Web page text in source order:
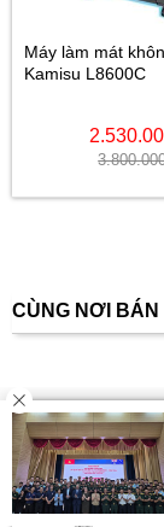
Máy làm mát
Kamisu L8600C
CÙNG NƠI BÁN